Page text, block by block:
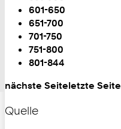
601-650
651-700
Sie
sind
auf
701-750
751-800
801-844
nächste Seiteletzte Seite
Quelle